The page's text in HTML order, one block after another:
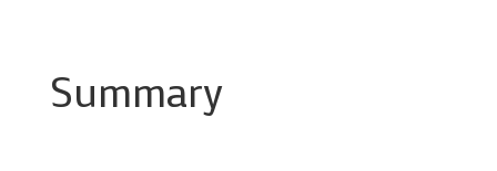
Summary